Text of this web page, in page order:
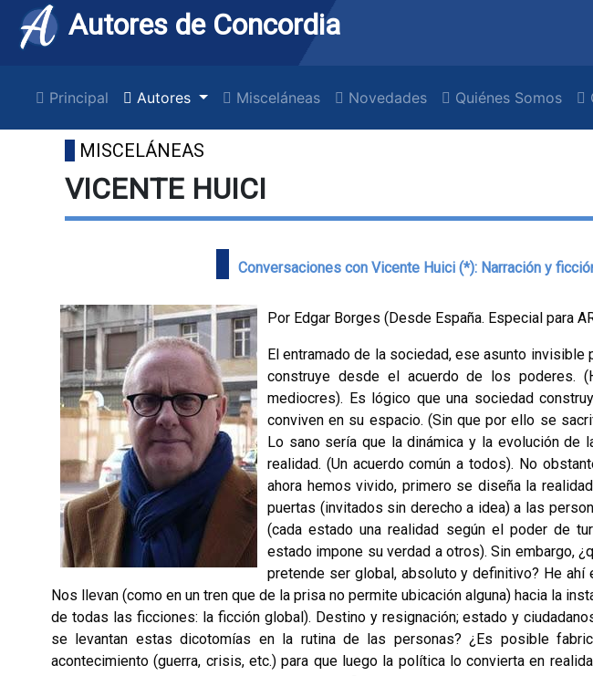
Autores de Concordia
Principal Autores Misceláneas Novedades Quiénes Somos
MISCELÁNEAS
VICENTE HUICI
Conversaciones con Vicente Huici (*): Narración y
Por Edgar Borges (Desde España. Especial para
El entramado de la sociedad, ese asunto
construye desde el acuerdo de los poderes.
mediocres). Es lógico que una sociedad
conviven en su espacio. (Sin que por ello se
Lo sano sería que la dinámica y la evolución de
realidad. (Un acuerdo común a todos). No
ahora hemos vivido, primero se diseña la
puertas (invitados sin derecho a idea) a las
(cada estado una realidad según el poder de
estado impone su verdad a otros). Sin embargo,
pretende ser global, absoluto y definitivo? He ahí
Nos llevan (como en un tren que de la prisa no permite ubicación alguna) hacia la
de todas las ficciones: la ficción global). Destino y resignación; estado y
se levantan estas dicotomías en la rutina de las personas? ¿Es posible
acontecimiento (guerra, crisis, etc.) para que luego la política lo convierta en